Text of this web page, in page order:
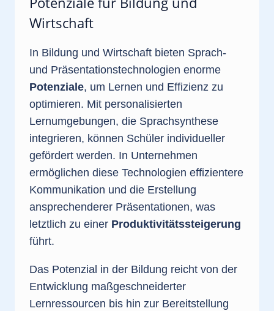
Wirtschaft
In Bildung und Wirtschaft bieten Sprach-
und Präsentationstechnologien enorme
Potenziale, um Lernen und Effizienz zu
optimieren. Mit personalisierten
Lernumgebungen, die Sprachsynthese
integrieren, können Schüler individueller
gefördert werden. In Unternehmen
ermöglichen diese Technologien effizientere
Kommunikation und die Erstellung
ansprechenderer Präsentationen, was
letztlich zu einer Produktivitätssteigerung
führt.
Das Potenzial in der Bildung reicht von der
Entwicklung maßgeschneiderter
Lernressourcen bis hin zur Bereitstellung